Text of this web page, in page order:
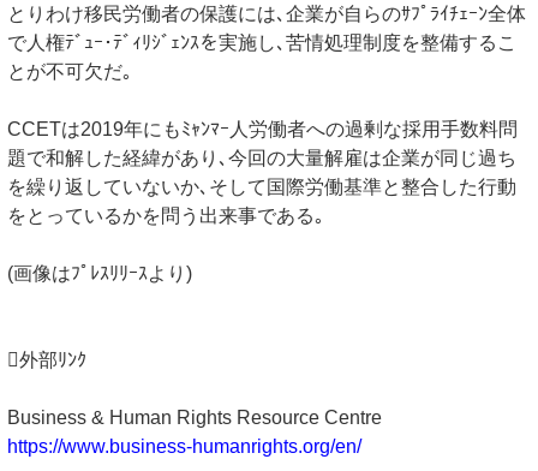
とりわけ移民労働者の保護には､企業が自らのｻﾌﾟﾗｲﾁｪｰﾝ全体
で人権ﾃﾞｭｰ･ﾃﾞｨﾘｼﾞｪﾝｽを実施し､苦情処理制度を整備するこ
とが不可欠だ｡
CCETは2019年にもﾐｬﾝﾏｰ人労働者への過剰な採用手数料問
題で和解した経緯があり､今回の大量解雇は企業が同じ過ち
を繰り返していないか､そして国際労働基準と整合した行動
をとっているかを問う出来事である｡
(画像はﾌﾟﾚｽﾘﾘｰｽより)
外部ﾘﾝｸ
Business & Human Rights Resource Centre
https://www.business-humanrights.org/en/